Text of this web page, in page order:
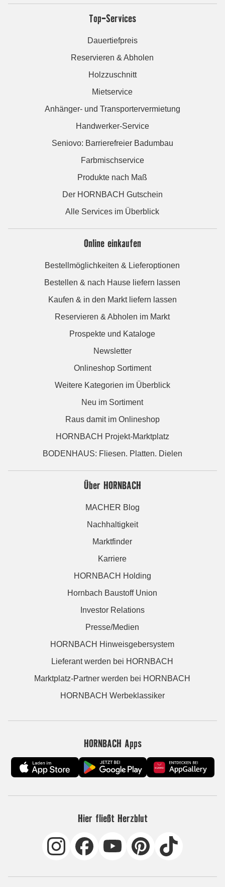
Top-Services
Dauertiefpreis
Reservieren & Abholen
Holzzuschnitt
Mietservice
Anhänger- und Transportervermietung
Handwerker-Service
Seniovo: Barrierefreier Badumbau
Farbmischservice
Produkte nach Maß
Der HORNBACH Gutschein
Alle Services im Überblick
Online einkaufen
Bestellmöglichkeiten & Lieferoptionen
Bestellen & nach Hause liefern lassen
Kaufen & in den Markt liefern lassen
Reservieren & Abholen im Markt
Prospekte und Kataloge
Newsletter
Onlineshop Sortiment
Weitere Kategorien im Überblick
Neu im Sortiment
Raus damit im Onlineshop
HORNBACH Projekt-Marktplatz
BODENHAUS: Fliesen. Platten. Dielen
Über HORNBACH
MACHER Blog
Nachhaltigkeit
Marktfinder
Karriere
HORNBACH Holding
Hornbach Baustoff Union
Investor Relations
Presse/Medien
HORNBACH Hinweisgebersystem
Lieferant werden bei HORNBACH
Marktplatz-Partner werden bei HORNBACH
HORNBACH Werbeklassiker
HORNBACH Apps
Hier fließt Herzblut